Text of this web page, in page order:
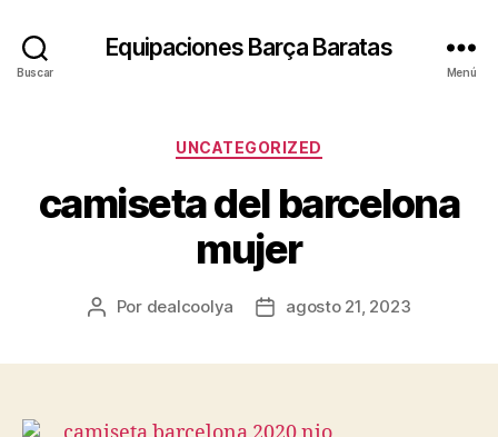
Buscar
Equipaciones Barça Baratas
Menú
Categorías
UNCATEGORIZED
camiseta del barcelona
mujer
Autor
Por dealcoolya
Fechaagosto 21, 2023